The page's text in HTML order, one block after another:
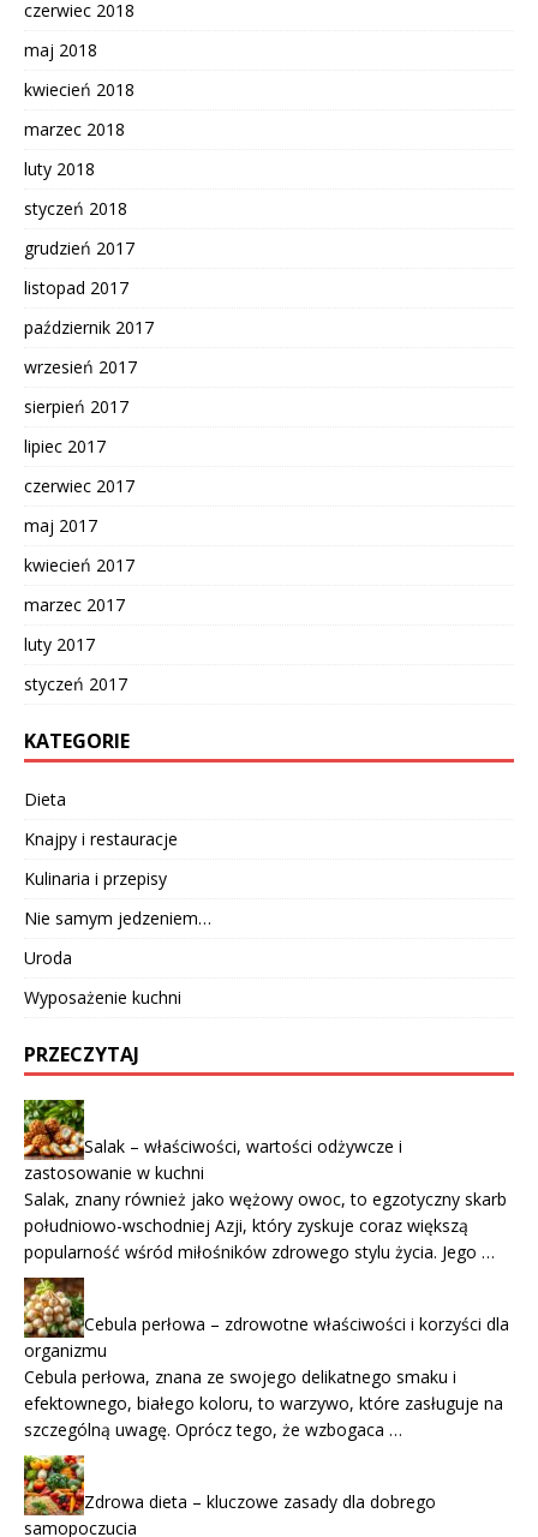
czerwiec 2018
maj 2018
kwiecień 2018
marzec 2018
luty 2018
styczeń 2018
grudzień 2017
listopad 2017
październik 2017
wrzesień 2017
sierpień 2017
lipiec 2017
czerwiec 2017
maj 2017
kwiecień 2017
marzec 2017
luty 2017
styczeń 2017
KATEGORIE
Dieta
Knajpy i restauracje
Kulinaria i przepisy
Nie samym jedzeniem…
Uroda
Wyposażenie kuchni
PRZECZYTAJ
Salak – właściwości, wartości odżywcze i
zastosowanie w kuchni
Salak, znany również jako wężowy owoc, to egzotyczny skarb
południowo-wschodniej Azji, który zyskuje coraz większą
popularność wśród miłośników zdrowego stylu życia. Jego …
Cebula perłowa – zdrowotne właściwości i korzyści dla
organizmu
Cebula perłowa, znana ze swojego delikatnego smaku i
efektownego, białego koloru, to warzywo, które zasługuje na
szczególną uwagę. Oprócz tego, że wzbogaca …
Zdrowa dieta – kluczowe zasady dla dobrego
samopoczucia